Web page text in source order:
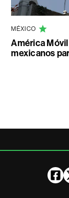
MÉXICO
América
mexicanos